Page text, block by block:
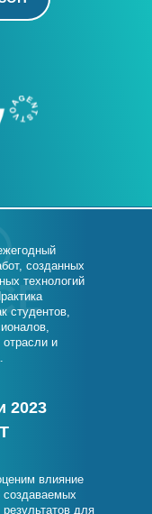
влияние
создаваемых
для
созданных
технологий
студентов,
и
2023